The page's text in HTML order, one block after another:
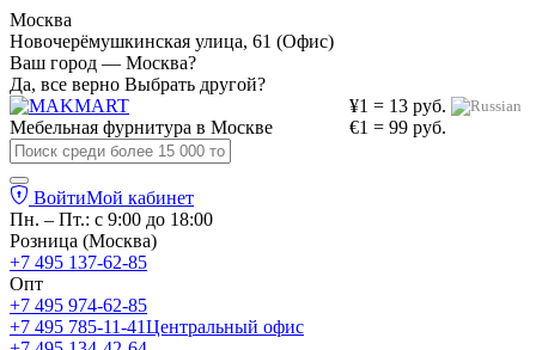
Москва
Новочерёмушкинская улица, 61 (Офис)
Ваш город — Москва?
Да, все верно Выбрать другой?
¥1 = 13 руб.
€1 = 99 руб.
Мебельная фурнитура в Москве
ВойтиМой кабинет
Пн. – Пт.: с 9:00 до 18:00
Розница (Москва)
+7 495 137-62-85
Опт
+7 495 974-62-85
+7 495 785-11-41Центральный офис